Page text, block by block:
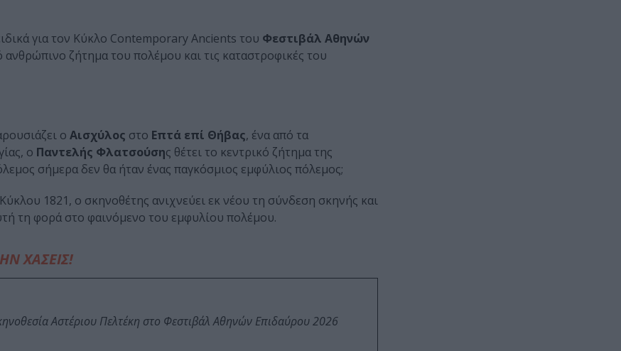
για τον Κύκλο Contemporary Ancients του Φεστιβάλ Αθηνών
ζήτημα του πολέμου και τις καταστροφικές του
ο Αισχύλος στο Επτά επί Θήβας, ένα από τα
ο Παντελής Φλατσούσης θέτει το κεντρικό ζήτημα της
σήμερα δεν θα ήταν ένας παγκόσμιος εμφύλιος πόλεμος;
1821, ο σκηνοθέτης ανιχνεύει εκ νέου τη σύνδεση σκηνής και
τη φορά στο φαινόμενο του εμφυλίου πολέμου.
ΧΑΣΕΙΣ!
Αστέριου Πελτέκη στο Φεστιβάλ Αθηνών Επιδαύρου 2026